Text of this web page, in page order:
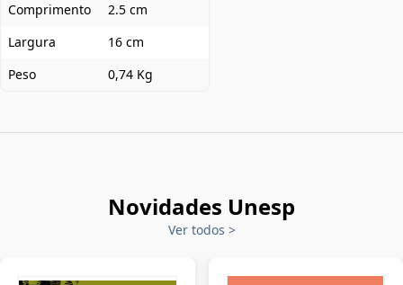
Comprimento
2.5 cm
Largura
16 cm
Peso
0,74 Kg
Novidades Unesp
Ver todos >